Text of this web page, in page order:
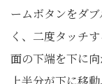
ームボタンをダ
く、二度タッチ
面の下端を下に